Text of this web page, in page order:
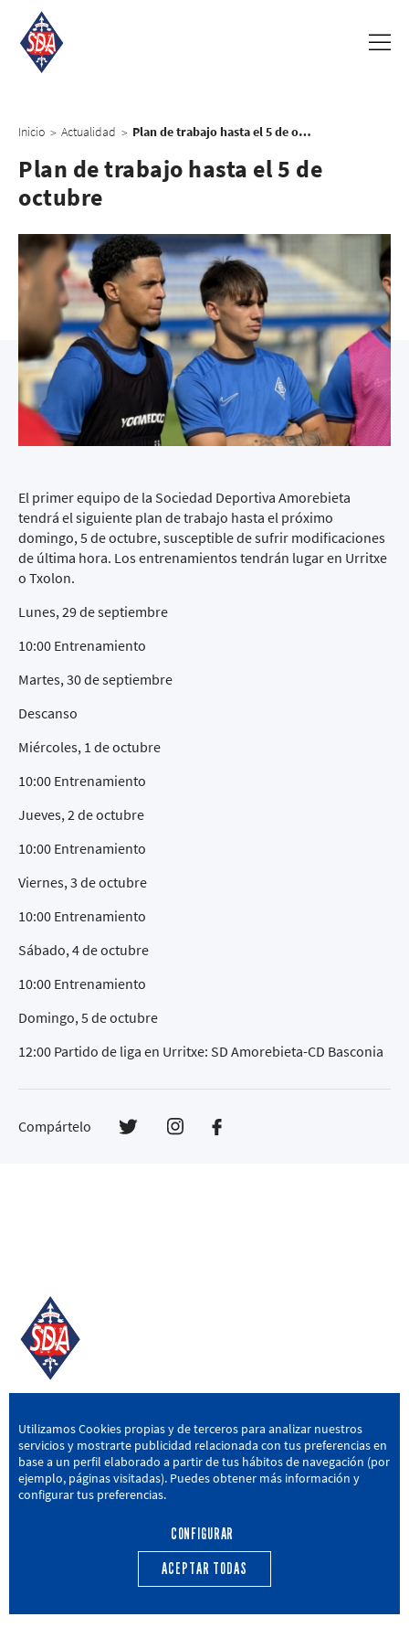
Inicio > Actualidad > Plan de trabajo hasta el 5 de octubre
Plan de trabajo hasta el 5 de
octubre
El primer equipo de la Sociedad Deportiva Amorebieta
tendrá el siguiente plan de trabajo hasta el próximo
domingo, 5 de octubre, susceptible de sufrir modificaciones
de última hora. Los entrenamientos tendrán lugar en Urritxe
o Txolon.
Lunes, 29 de septiembre
10:00 Entrenamiento
Martes, 30 de septiembre
Descanso
Miércoles, 1 de octubre
10:00 Entrenamiento
Jueves, 2 de octubre
10:00 Entrenamiento
Viernes, 3 de octubre
10:00 Entrenamiento
Sábado, 4 de octubre
10:00 Entrenamiento
Domingo, 5 de octubre
12:00 Partido de liga en Urritxe: SD Amorebieta-CD Basconia
Compártelo
SD AMOREBIETA
San Miguel Kalea, 16, 48340 Amorebieta, Bizkaia
946 604 751 | sda@sdamorebieta.eus
CANTERA ACTUALIDAD
Utilizamos Cookies propias y de terceros para analizar nuestros
servicios y mostrarte publicidad relacionada con tus preferencias en
base a un perfil elaborado a partir de tus hábitos de navegación (por
ejemplo, páginas visitadas). Puedes obtener más información y
configurar tus preferencias.
CONFIGURAR
ACEPTAR TODAS